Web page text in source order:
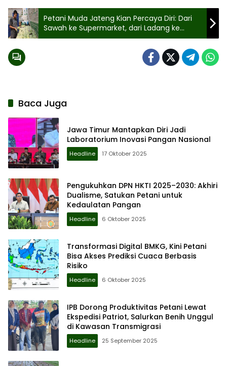
Petani Muda Jateng Kian Percaya Diri: Dari
Sawah ke Supermarket, dari Ladang ke
Medsos
Baca Juga
Jawa Timur Mantapkan Diri Jadi
Laboratorium Inovasi Pangan Nasional
Headline 17 Oktober 2025
Pengukuhkan DPN HKTI 2025–2030: Akhiri
Dualisme, Satukan Petani untuk
Kedaulatan Pangan
Headline 6 Oktober 2025
Transformasi Digital BMKG, Kini Petani
Bisa Akses Prediksi Cuaca Berbasis
Risiko
Headline 6 Oktober 2025
IPB Dorong Produktivitas Petani Lewat
Ekspedisi Patriot, Salurkan Benih Unggul
di Kawasan Transmigrasi
Headline 25 September 2025